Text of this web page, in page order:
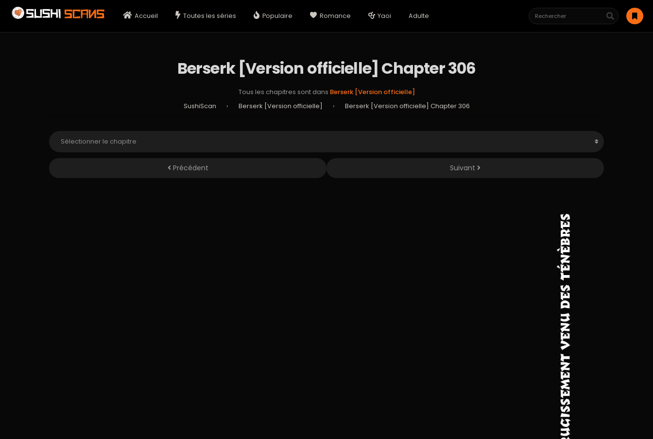
Accueil Toutes les séries Populaire Romance Yaoi Adulte
Berserk [Version officielle] Chapter 306
Tous les chapitres sont dans Berserk [Version officielle]
SushiScan
› Berserk [Version officielle] › Berserk [Version officielle] Chapter 306
Précédent Suivant